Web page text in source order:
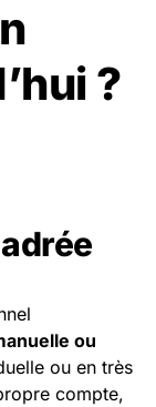
?
ou
ou en très
compte,